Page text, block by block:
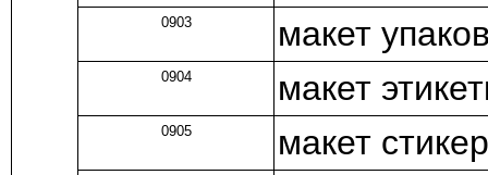
0903 макет
0904 макет
0905 макет